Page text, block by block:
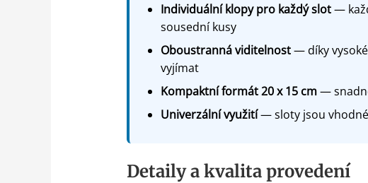
Individuální klopy pro každý slot—
sousední kusy
Oboustranná viditelnost— díky
vyjímat
Kompaktní formát 20 x 15 cm—
Univerzální využití— sloty jsou vhodné
Detaily a kvalita provedení